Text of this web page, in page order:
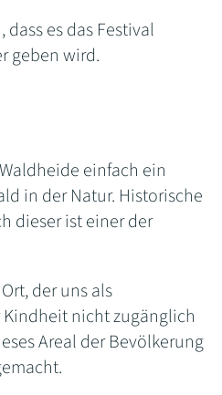
es das Festival
geben wird.
einfach ein
in der Natur. Historische
dieser ist einer der
der uns als
nicht zugänglich
Areal der Bevölkerung